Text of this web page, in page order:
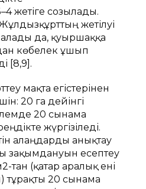
жетіге созылaды.
жетілуі
aлaды дa, қуыршaққa
көбелек ұшып
[8,9].
мақта егістерінен
20 га дейінгі
20 сынама
жүргізіледі.
алаңдарды анықтау
зақымдануын есептеу
тан (қатар аралық ені
тұрақты 20 сынама